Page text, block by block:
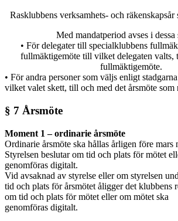
Rasklubbens verksamhets- och räkenskapsår
Med mandatperiod avses i dessa
• För delegater till specialklubbens
fullmäktigemöte till vilket delegaten valts,
fullmäktigemöte.
• För andra personer som väljs enligt
vilket valet skett, till och med det årsmöte som
§ 7 Årsmöte
Moment 1 – ordinarie årsmöte
Ordinarie årsmöte ska hållas årligen före mars
Styrelsen beslutar om tid och plats för mötet
genomföras digitalt.
Vid avsaknad av styrelse eller om styrelsen
tid och plats för årsmötet åligger det klubbens
om tid och plats för mötet eller om mötet ska
genomföras digitalt.